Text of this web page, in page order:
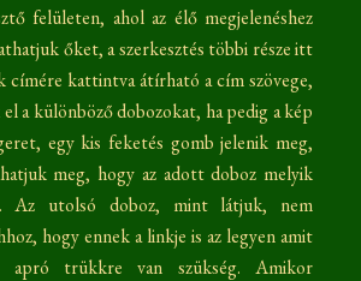
felületen, ahol az élő megjelenéshez
őket, a szerkesztés többi része itt
kattintva átírható a cím szövege,
a különböző dobozokat, ha pedig a kép
egy kis feketés gomb jelenik meg,
meg, hogy az adott doboz melyik
Az utolsó doboz, mint látjuk, nem
hogy ennek a linkje is az legyen amit
apró trükkre van szükség. Amikor